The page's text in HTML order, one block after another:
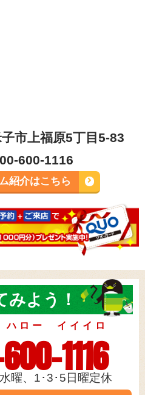
市上福原5丁目5-83
600-1116
紹介はこちら
みよう！
1116
ハロー イイイロ
曜、1･3･5日曜定休